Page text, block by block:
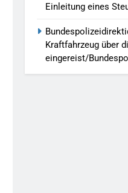
Einleitung eines
Kraftfahrzeug über
eingereist/